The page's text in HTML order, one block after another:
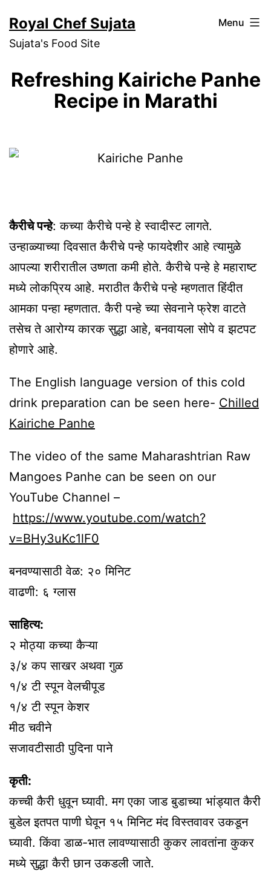
to
content
Royal Chef Sujata
Sujata's Food Site
Menu
Refreshing Kairiche Panhe
Recipe in Marathi
कैरीचे पन्हे: कच्या कैरीचे पन्हे हे स्वादीस्ट लागते.
उन्हाळ्याच्या दिवसात कैरीचे पन्हे फायदेशीर आहे त्यामुळे
आपल्या शरीरातील उष्णता कमी होते. कैरीचे पन्हे हे महाराष्ट
मध्ये लोकप्रिय आहे. मराठीत कैरीचे पन्हे म्हणतात हिंदीत
आमका पन्हा म्हणतात. कैरी पन्हे च्या सेवनाने फ्रेश वाटते
तसेच ते आरोग्य कारक सुद्धा आहे, बनवायला सोपे व झटपट
होणारे आहे.
The English language version of this cold
drink preparation can be seen here- Chilled
Kairiche Panhe
The video of the same Maharashtrian Raw
Mangoes Panhe can be seen on our
YouTube Channel –
https://www.youtube.com/watch?
v=BHy3uKc1lF0
बनवण्यासाठी वेळ: २० मिनिट
वाढणी: ६ ग्लास
साहित्य:
२ मोठ्या कच्या कैऱ्या
३/४ कप साखर अथवा गुळ
१/४ टी स्पून वेलचीपूड
१/४ टी स्पून केशर
मीठ चवीने
सजावटीसाठी पुदिना पाने
कृती:
कच्ची कैरी धुवून घ्यावी. मग एका जाड बुडाच्या भांड्यात कैरी
बुडेल इतपत पाणी घेवून १५ मिनिट मंद विस्तवावर उकडून
घ्यावी. किंवा डाळ-भात लावण्यासाठी कुकर लावतांना कुकर
मध्ये सुद्धा कैरी छान उकडली जाते.